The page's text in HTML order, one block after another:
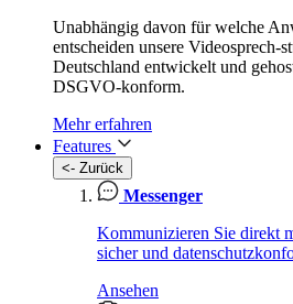
Unabhängig davon für welche
entscheiden unsere
Deutschland entwickelt und
DSGVO-konform.
Mehr erfahren
Features
<- Zurück
Messenger
Kommunizieren Sie direkt
sicher und
Ansehen